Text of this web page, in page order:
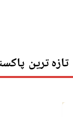
تازہ ترین